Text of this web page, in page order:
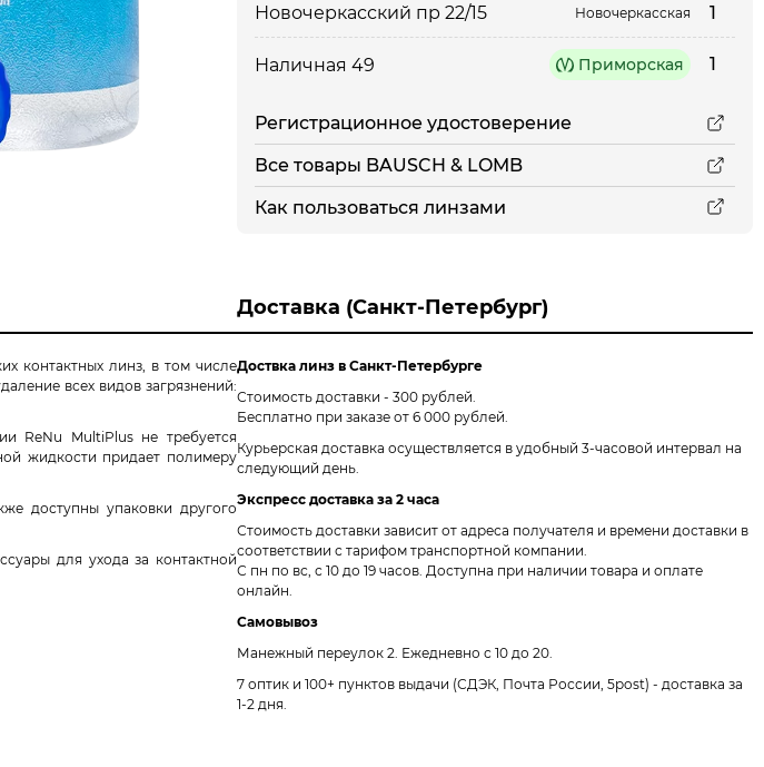
Новочеркасский пр 22/15 Новочеркасская 1
Наличная 49 Приморская 1
Регистрационное удостоверение
Все товары BAUSCH & LOMB
Как пользоваться линзами
контактных линз, в том числе
всех видов загрязнений:
ReNu MultiPlusне требуется
жидкости придает полимеру
доступны упаковки другого
для ухода за контактной
Доставка (Санкт-Петербург)
Доствка линз в Санкт-Петербурге
Стоимость доставки - 300 рублей.
Бесплатно при заказе от 6 000 рублей.
Курьерская доставка осуществляется в удобный 3-часовой интервал на
следующий день.
Экспресс доставка за 2 часа
Стоимость доставки зависит от адреса получателя и времени доставки в
соответствии с тарифом транспортной компании.
С пн по вс, с 10 до 19 часов. Доступна при наличии товара и оплате
онлайн.
Самовывоз
Манежный переулок 2. Ежедневно с 10 до 20.
7 оптик и 100+ пунктов выдачи (СДЭК, Почта России, 5post) - доставка за
1-2 дня.